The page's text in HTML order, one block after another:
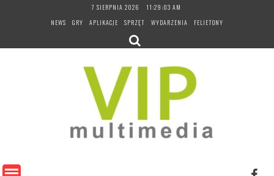
7 SIERPNIA 2026
11:29:03 AM
NEWS
GRY APLIKACJE SPRZĘT WYDARZENIA FELIETONY